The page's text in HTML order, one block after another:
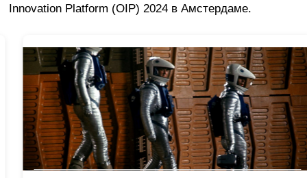
Innovation Platform (OIP) 2024 в Амстердаме.